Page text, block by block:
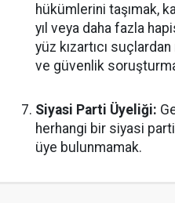
hükümlerini taşımak,
yıl veya daha fazla
yüz kızartıcı
ve güvenlik
Siyasi Parti Üyeliği:
herhangi bir siyasi
üye bulunmamak.